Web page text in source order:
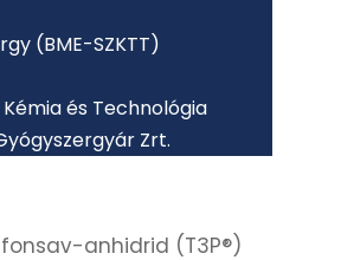
(BME-SZKTT)
Kémia és Technológia
Zrt.
anhidrid (T3P®)